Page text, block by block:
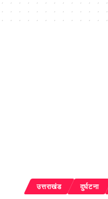
उत्तराखंड दुर्घटना